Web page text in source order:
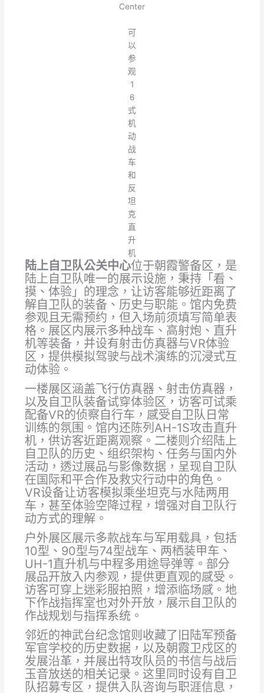
Center
可
以
参
观
1
6
式
机
动
战
车
和
反
坦
克
直
升
机
陆上自卫队公关中心位于朝霞警备区，是
陆上自卫队唯一的展示设施，秉持「看、
摸、体验」的理念，让访客能够近距离了
解自卫队的装备、历史与职能。馆内免费
参观且无需预约，但入场前须填写简单表
格。展区内展示多种战车、高射炮、直升
机等装备，并设有射击仿真器与VR体验
区，提供模拟驾驶与战术演练的沉浸式互
动体验。
一楼展区涵盖飞行仿真器、射击仿真器，
以及自卫队装备试穿体验区，访客可试乘
配备VR的侦察自行车，感受自卫队日常
训练的氛围。馆内还陈列AH-1S攻击直升
机，供访客近距离观察。二楼则介绍陆上
自卫队的历史、组织架构、任务与国内外
活动，透过展品与影像数据，呈现自卫队
在国际和平合作及救灾行动中的角色。
VR设备让访客模拟乘坐坦克与水陆两用
车，甚至体验空降过程，增强对自卫队行
动方式的理解。
户外展区展示多款战车与军用载具，包括
10型、90型与74型战车、两栖装甲车、
UH-1直升机与中程多用途导弹等。部分
展品开放入内参观，提供更直观的感受。
访客可穿上迷彩服拍照，增添临场感。地
下作战指挥室也对外开放，展示自卫队的
作战规划与指挥系统。
邻近的神武台纪念馆则收藏了旧陆军预备
军官学校的历史数据，以及朝霞卫戍区的
发展沿革，并展出特攻队员的书信与战后
玉音放送的相关记录。这里同时设有自卫
队招募专区，提供入队咨询与职涯信息，